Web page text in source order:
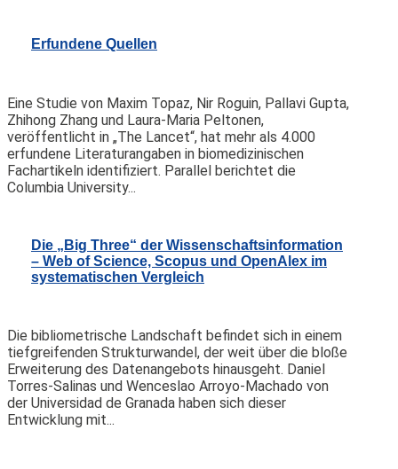
Erfundene Quellen
Eine Studie von Maxim Topaz, Nir Roguin, Pallavi Gupta,
Zhihong Zhang und Laura-Maria Peltonen,
veröffentlicht in „The Lancet“, hat mehr als 4.000
erfundene Literaturangaben in biomedizinischen
Fachartikeln identifiziert. Parallel berichtet die
Columbia University...
Die „Big Three“ der Wissenschaftsinformation
– Web of Science, Scopus und OpenAlex im
systematischen Vergleich
Die bibliometrische Landschaft befindet sich in einem
tiefgreifenden Strukturwandel, der weit über die bloße
Erweiterung des Datenangebots hinausgeht. Daniel
Torres-Salinas und Wenceslao Arroyo-Machado von
der Universidad de Granada haben sich dieser
Entwicklung mit...